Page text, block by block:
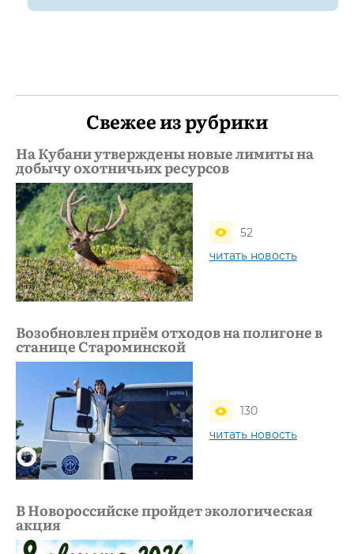
Свежее из рубрики
На Кубани утверждены новые лимиты на
добычу охотничьих ресурсов
52
читать новость
Возобновлен приём отходов на полигоне в
станице Староминской
130
читать новость
В Новороссийске пройдет экологическая
акция